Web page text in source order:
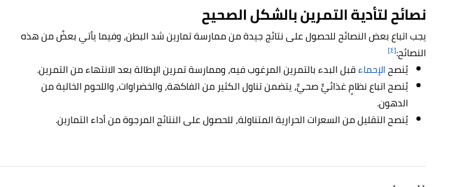
نصائح لتأدية التمرين بالشكل الصحيح
يجب اتباع بعض النصائح للحصول على نتائج جيدة من ممارسة تمارين شد البطن، وفيما يأتي بعضٌ من هذه
النصائح:[٤]
يُنصحالإحماءقبل البدء بالتمرين المرغوب فيه، وممارسة تمرين الإطالة بعد الانتهاء من التمرين.
يُنصح اتباع نظامٍ غذائيٍّ صحيٍّ، يتضمن تناول الكثير من الفاكهة، والخضراوات، واللحوم الخالية من
الدهون.
يُنصح التقليل من السعرات الحرارية المتناولة، للحصول على النتائج المرجوة من أداء التمارين.